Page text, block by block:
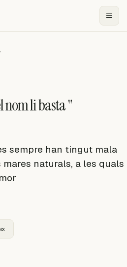
nom li basta "
sempre han tingut mala
naturals, a les quals